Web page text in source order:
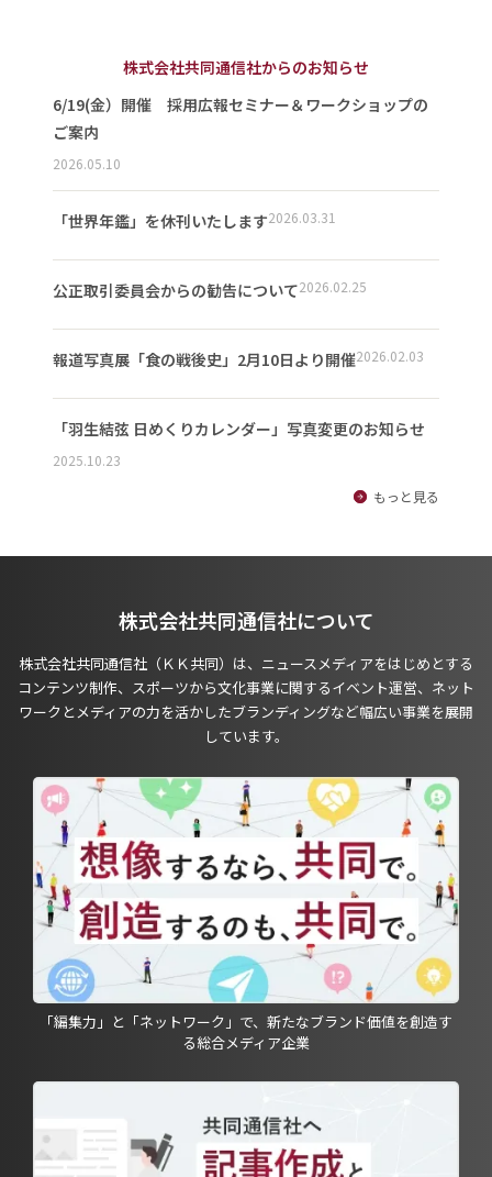
株式会社共同通信社からのお知らせ
6/19(金）開催 採用広報セミナー＆ワークショップの
ご案内
2026.05.10
「世界年鑑」を休刊いたします2026.03.31
公正取引委員会からの勧告について2026.02.25
報道写真展「食の戦後史」2月10日より開催2026.02.03
「羽生結弦 日めくりカレンダー」写真変更のお知らせ
2025.10.23
もっと見る
株式会社共同通信社について
株式会社共同通信社（ＫＫ共同）は、ニュースメディアをはじめとする
コンテンツ制作、スポーツから文化事業に関するイベント運営、ネット
ワークとメディアの力を活かしたブランディングなど幅広い事業を展開
しています。
「編集力」と「ネットワーク」で、新たなブランド価値を創造す
る総合メディア企業